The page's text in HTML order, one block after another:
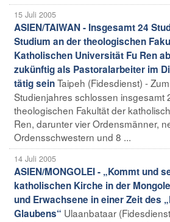
15 Juli 2005
ASIEN/TAIWAN - Insgesamt 24
Studium an der theologischen
Katholischen Universität Fu Ren
zukünftig als Pastoralarbeiter im
tätig seinTaipeh (Fidesdienst) -
Studienjahres schlossen insgesamt
theologischen Fakultät der
Ren, darunter vier Ordensmänner,
Ordensschwestern und 8 ...
14 Juli 2005
ASIEN/MONGOLEI - „Kommt und
katholischen Kirche in der
und Erwachsene in einer Zeit des
Glaubens“ Ulaanbataar